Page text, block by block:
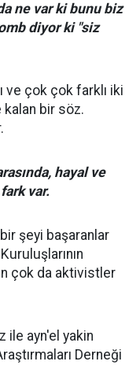
ne var ki bunu biz
diyor ki "siz
ve çok çok farklı iki
kalan bir söz.
hayal ve
var.
şeyi başaranlar
çok da aktivistler
ile ayn'el yakin
Derneği